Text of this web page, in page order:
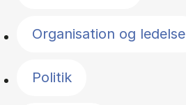
Organisation og ledelse
Politik